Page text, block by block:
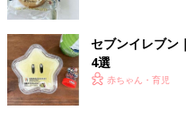
セブンイレブン
4選
赤ちゃん・育児